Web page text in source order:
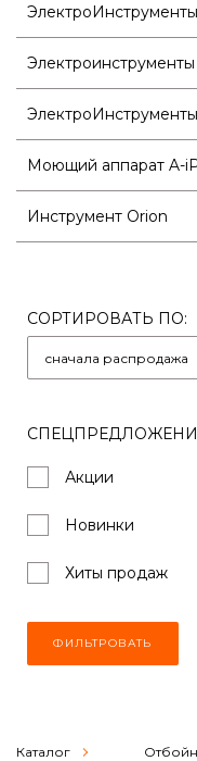
Моющий аппарат A-
Инструмент Orion
СОРТИРОВАТЬ ПО:
Акции
Новинки
Хиты продаж
Каталог